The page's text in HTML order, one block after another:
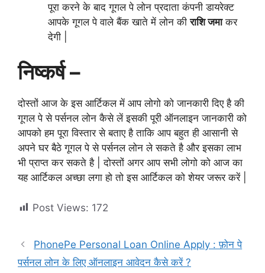
पूरा करने के बाद गूगल पे लोन प्रदाता कंपनी डायरेक्ट
आपके गूगल पे वाले बैंक खाते में लोन कीराशि जमाकर
देगी |
निष्कर्ष –
दोस्तों आज के इस आर्टिकल में आप लोगो को जानकारी दिए है की
गूगल पे से पर्सनल लोन कैसे लें इसकी पूरी ऑनलाइन जानकारी को
आपको हम पूरा विस्तार से बताए है ताकि आप बहुत ही आसानी से
अपने घर बैठे गूगल पे से पर्सनल लोन ले सकते है और इसका लाभ
भी प्राप्त कर सकते है | दोस्तों अगर आप सभी लोगो को आज का
यह आर्टिकल अच्छा लगा हो तो इस आर्टिकल को शेयर जरूर करें |
Post Views: 172
PhonePe Personal Loan Online Apply : फ़ोन पे
पर्सनल लोन के लिए ऑनलाइन आवेदन कैसे करें ?